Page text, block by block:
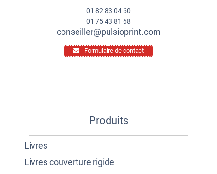
01 82 83 04 60
01 75 43 81 68
conseiller@pulsioprint.com
Formulaire de contact
Produits
Livres
Livres couverture rigide